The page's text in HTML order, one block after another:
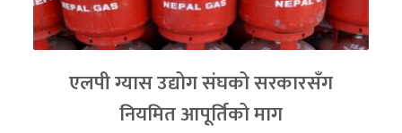
एलपी ग्यास उद्योग संघको सरकारसँग
नियमित आपूर्तिको माग